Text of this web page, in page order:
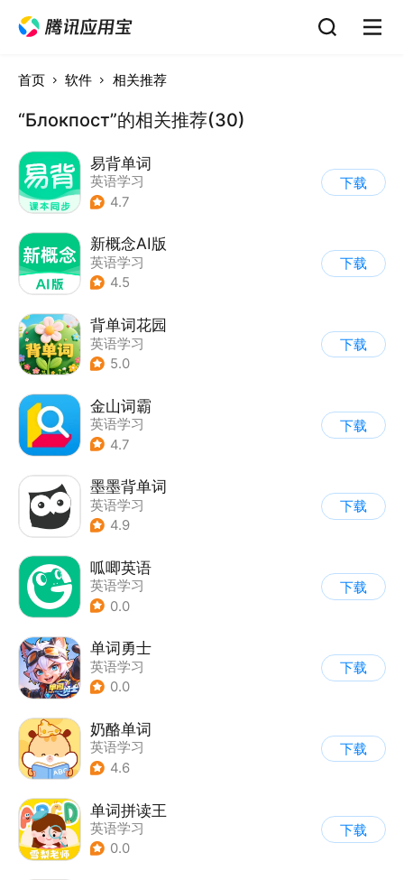
首页 软件 相关推荐
“Блокпост”的相关推荐(30)
易背单词
英语学习
4.7
下载
新概念AI版
英语学习
4.5
下载
背单词花园
英语学习
5.0
下载
金山词霸
英语学习
4.7
下载
墨墨背单词
英语学习
4.9
下载
呱唧英语
英语学习
0.0
下载
单词勇士
英语学习
0.0
下载
奶酪单词
英语学习
4.6
下载
单词拼读王
英语学习
0.0
下载